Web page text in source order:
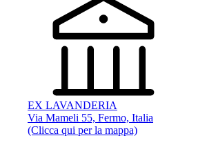
EX LAVANDERIA
Via Mameli 55, Fermo, Italia
(Clicca qui per la mappa)